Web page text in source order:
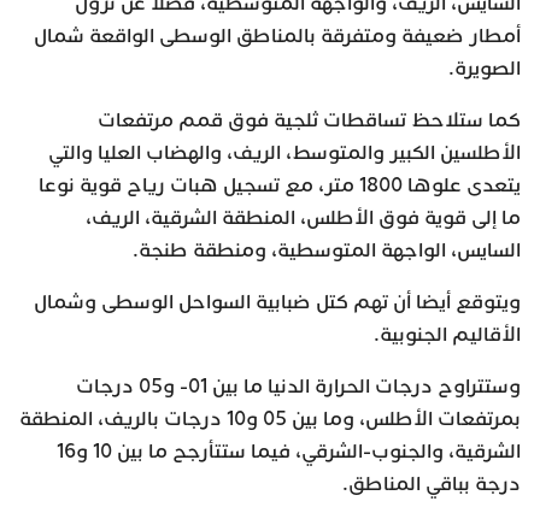
أمطار ضعيفة ومتفرقة بالمناطق الوسطى الواقعة شمال
الصويرة.
كما ستلاحظ تساقطات ثلجية فوق قمم مرتفعات
الأطلسين الكبير والمتوسط، الريف، والهضاب العليا والتي
يتعدى علوها 1800 متر، مع تسجيل هبات رياح قوية نوعا
ما إلى قوية فوق الأطلس، المنطقة الشرقية، الريف،
السايس، الواجهة المتوسطية، ومنطقة طنجة.
ويتوقع أيضا أن تهم كتل ضبابية السواحل الوسطى وشمال
الأقاليم الجنوبية.
وستتراوح درجات الحرارة الدنيا ما بين 01- و05 درجات
بمرتفعات الأطلس، وما بين 05 و10 درجات بالريف، المنطقة
الشرقية، والجنوب-الشرقي، فيما ستتأرجح ما بين 10 و16
درجة بباقي المناطق.